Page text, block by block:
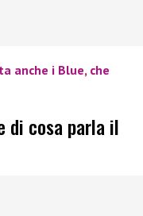
anche i Blue, che
di cosa parla il